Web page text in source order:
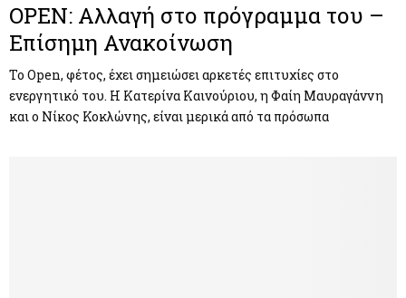
OPEN: Αλλαγή στο πρόγραμμα του –
Επίσημη Ανακοίνωση
Το Open, φέτος, έχει σημειώσει αρκετές επιτυχίες στο
ενεργητικό του. Η Κατερίνα Καινούριου, η Φαίη Μαυραγάννη
και ο Νίκος Κοκλώνης, είναι μερικά από τα πρόσωπα